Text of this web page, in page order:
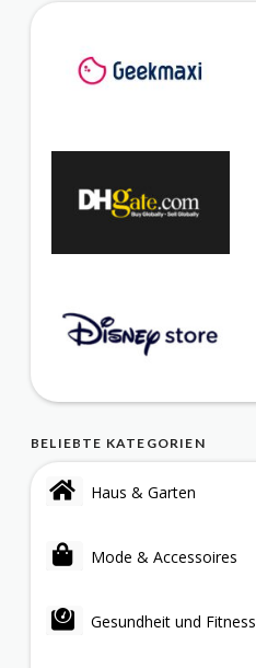
BELIEBTE KATEGORIEN
Haus & Garten
Mode & Accessoires
Gesundheit und Fitness